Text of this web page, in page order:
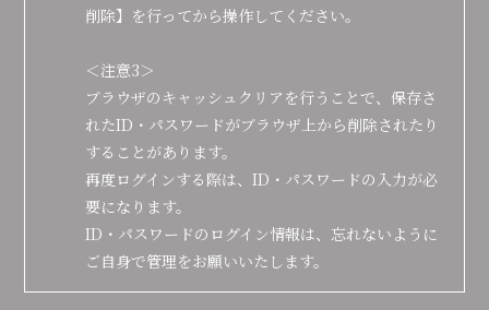
削除】を行ってから操作してください。
＜注意3＞
ブラウザのキャッシュクリアを行うことで、保存さ
れたID・パスワードがブラウザ上から削除されたり
することがあります。
再度ログインする際は、ID・パスワードの入力が必
要になります。
ID・パスワードのログイン情報は、忘れないように
ご自身で管理をお願いいたします。